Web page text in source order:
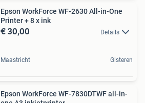
Epson WorkForce WF-2630 All-in-One
Printer + 8 x ink
€ 30,00 Details
Maastricht Gisteren
Epson WorkForce WF-7830DTWF all-in-